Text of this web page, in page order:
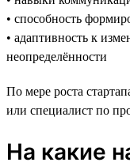
• способность
• адаптивность к
неопределённости
По мере роста
или специалист по
На какие